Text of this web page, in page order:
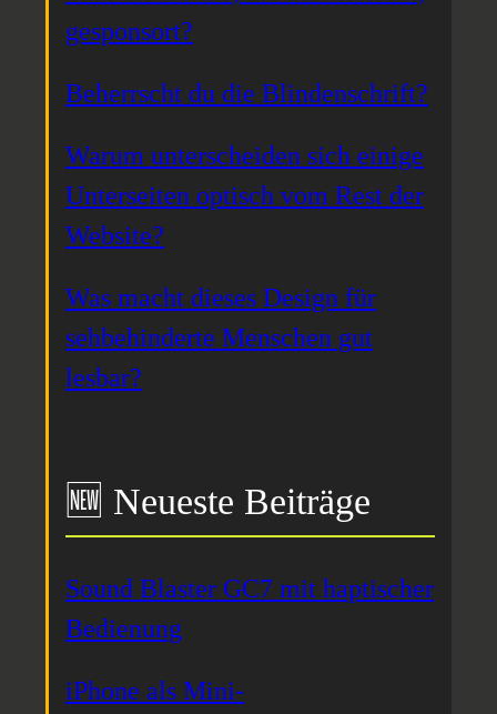
gesponsort?
Beherrscht du die Blindenschrift?
Warum unterscheiden sich einige
Unterseiten optisch vom Rest der
Website?
Was macht dieses Design für
sehbehinderte Menschen gut
lesbar?
🆕 Neueste Beiträge
Sound Blaster GC7 mit haptischer
Bedienung
iPhone als Mini-